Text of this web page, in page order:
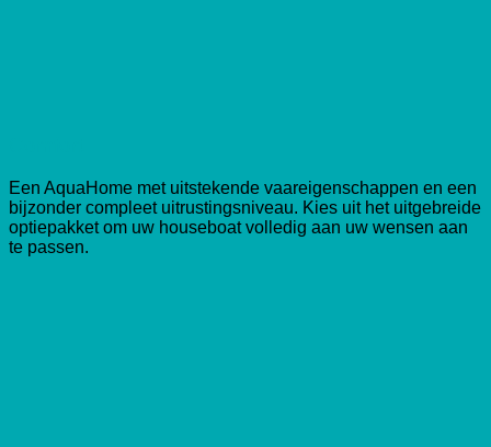
Een AquaHome met uitstekende vaareigenschappen en een
bijzonder compleet uitrustingsniveau. Kies uit het uitgebreide
optiepakket om uw houseboat volledig aan uw wensen aan
te passen.